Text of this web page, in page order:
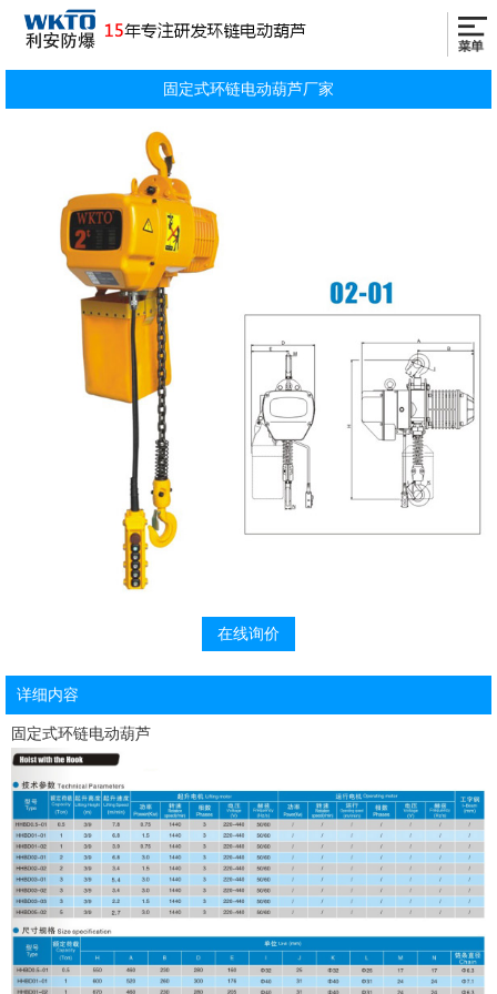
固定式环链电动葫芦厂家
在线询价
详细内容
固定式环链电动葫芦